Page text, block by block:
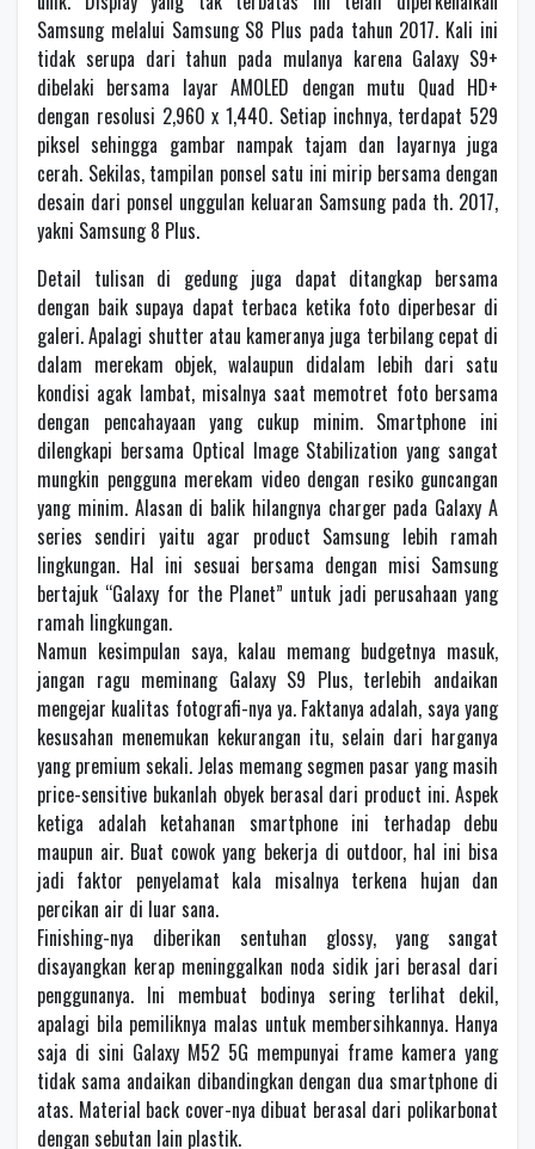
Samsung melalui Samsung S8 Plus pada tahun 2017. Kali ini
tidak serupa dari tahun pada mulanya karena Galaxy S9+
dibelaki bersama layar AMOLED dengan mutu Quad HD+
dengan resolusi 2,960 x 1,440. Setiap inchnya, terdapat 529
piksel sehingga gambar nampak tajam dan layarnya juga
cerah. Sekilas, tampilan ponsel satu ini mirip bersama dengan
desain dari ponsel unggulan keluaran Samsung pada th. 2017,
yakni Samsung 8 Plus.
Detail tulisan di gedung juga dapat ditangkap bersama
dengan baik supaya dapat terbaca ketika foto diperbesar di
galeri. Apalagi shutter atau kameranya juga terbilang cepat di
dalam merekam objek, walaupun didalam lebih dari satu
kondisi agak lambat, misalnya saat memotret foto bersama
dengan pencahayaan yang cukup minim. Smartphone ini
dilengkapi bersama Optical Image Stabilization yang sangat
mungkin pengguna merekam video dengan resiko guncangan
yang minim. Alasan di balik hilangnya charger pada Galaxy A
series sendiri yaitu agar product Samsung lebih ramah
lingkungan. Hal ini sesuai bersama dengan misi Samsung
bertajuk “Galaxy for the Planet” untuk jadi perusahaan yang
ramah lingkungan.
Namun kesimpulan saya, kalau memang budgetnya masuk,
jangan ragu meminang Galaxy S9 Plus, terlebih andaikan
mengejar kualitas fotografi-nya ya. Faktanya adalah, saya yang
kesusahan menemukan kekurangan itu, selain dari harganya
yang premium sekali. Jelas memang segmen pasar yang masih
price-sensitive bukanlah obyek berasal dari product ini. Aspek
ketiga adalah ketahanan smartphone ini terhadap debu
maupun air. Buat cowok yang bekerja di outdoor, hal ini bisa
jadi faktor penyelamat kala misalnya terkena hujan dan
percikan air di luar sana.
Finishing-nya diberikan sentuhan glossy, yang sangat
disayangkan kerap meninggalkan noda sidik jari berasal dari
penggunanya. Ini membuat bodinya sering terlihat dekil,
apalagi bila pemiliknya malas untuk membersihkannya. Hanya
saja di sini Galaxy M52 5G mempunyai frame kamera yang
tidak sama andaikan dibandingkan dengan dua smartphone di
atas. Material back cover-nya dibuat berasal dari polikarbonat
dengan sebutan lain plastik.